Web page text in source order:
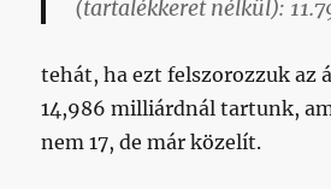
(tartalékkeret nélkül):
tehát, ha ezt felszorozzuk az
14,986 milliárdnál tartunk,
nem 17, de már közelít.